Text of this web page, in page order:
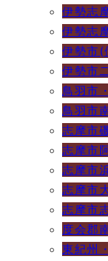
伊勢志
伊勢志
伊勢市(
伊勢市
鳥羽市
鳥羽市
志摩市
志摩市
志摩市
志摩市
志摩市
度会郡
東紀州